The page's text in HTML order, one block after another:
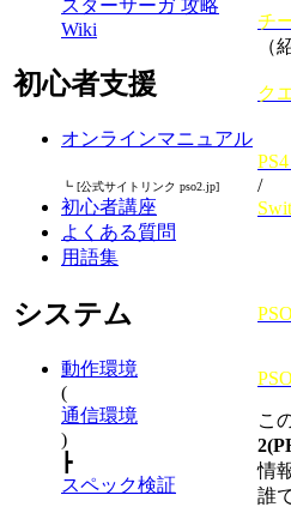
スターサーガ 攻略
Wiki
初心者支援
オンラインマニュアル
┗ [公式サイトリンク pso2.jp]
初心者講座
よくある質問
用語集
システム
動作環境
(
通信環境
)
┣
スペック検証
チ
（
ク
/
こ
情
誰